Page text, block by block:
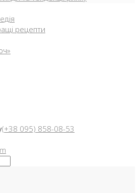
рецепти
(+38 095) 858-08-53